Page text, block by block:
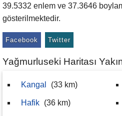
39.5332 enlem ve 37.3646
gösterilmektedir.
Facebook Twitter
Yağmurluseki Haritası
Kangal (33 km)
Hafik (36 km)